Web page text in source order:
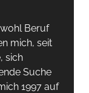
Beruf
mich, seit
sich
Suche
1997 auf